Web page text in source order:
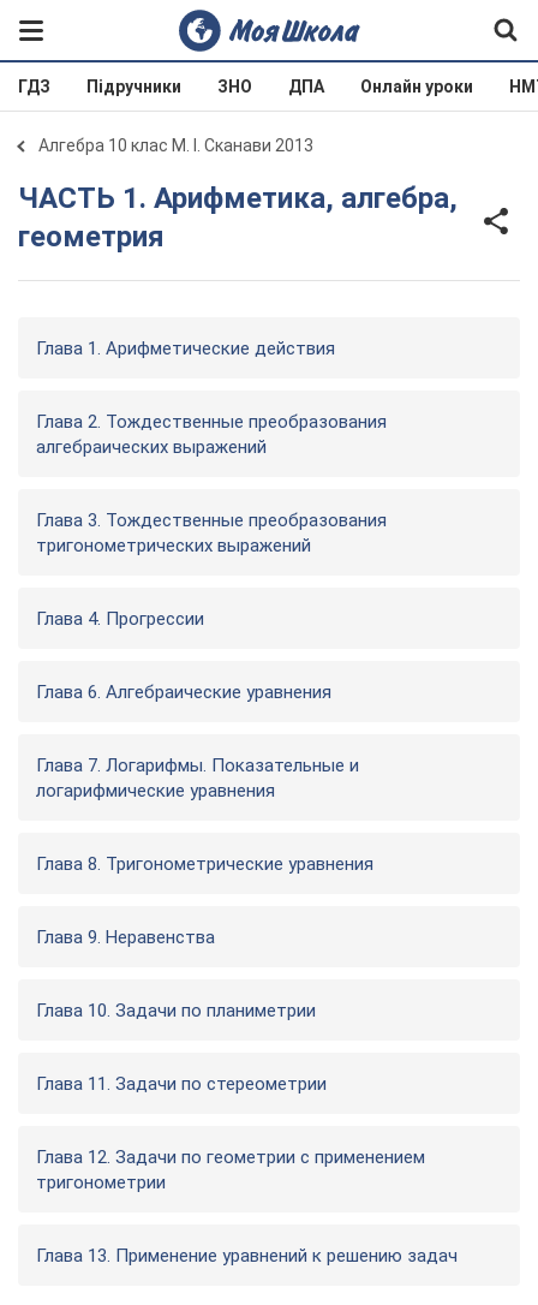
ГДЗ Підручники ЗНО ДПА Онлайн уроки
Алгебра 10 клас М. І. Сканави 2013
ЧАСТЬ 1. Арифметика, алгебра,
геометрия
Глава 1. Арифметические действия
Глава 2. Тождественные преобразования
алгебраических выражений
Глава 3. Тождественные преобразования
тригонометрических выражений
Глава 4. Прогрессии
Глава 6. Алгебраические уравнения
Глава 7. Логарифмы. Показательные и
логарифмические уравнения
Глава 8. Тригонометрические уравнения
Глава 9. Неравенства
Глава 10. Задачи по планиметрии
Глава 11. Задачи по стереометрии
Глава 12. Задачи по геометрии с применением
тригонометрии
Глава 13. Применение уравнений к решению задач